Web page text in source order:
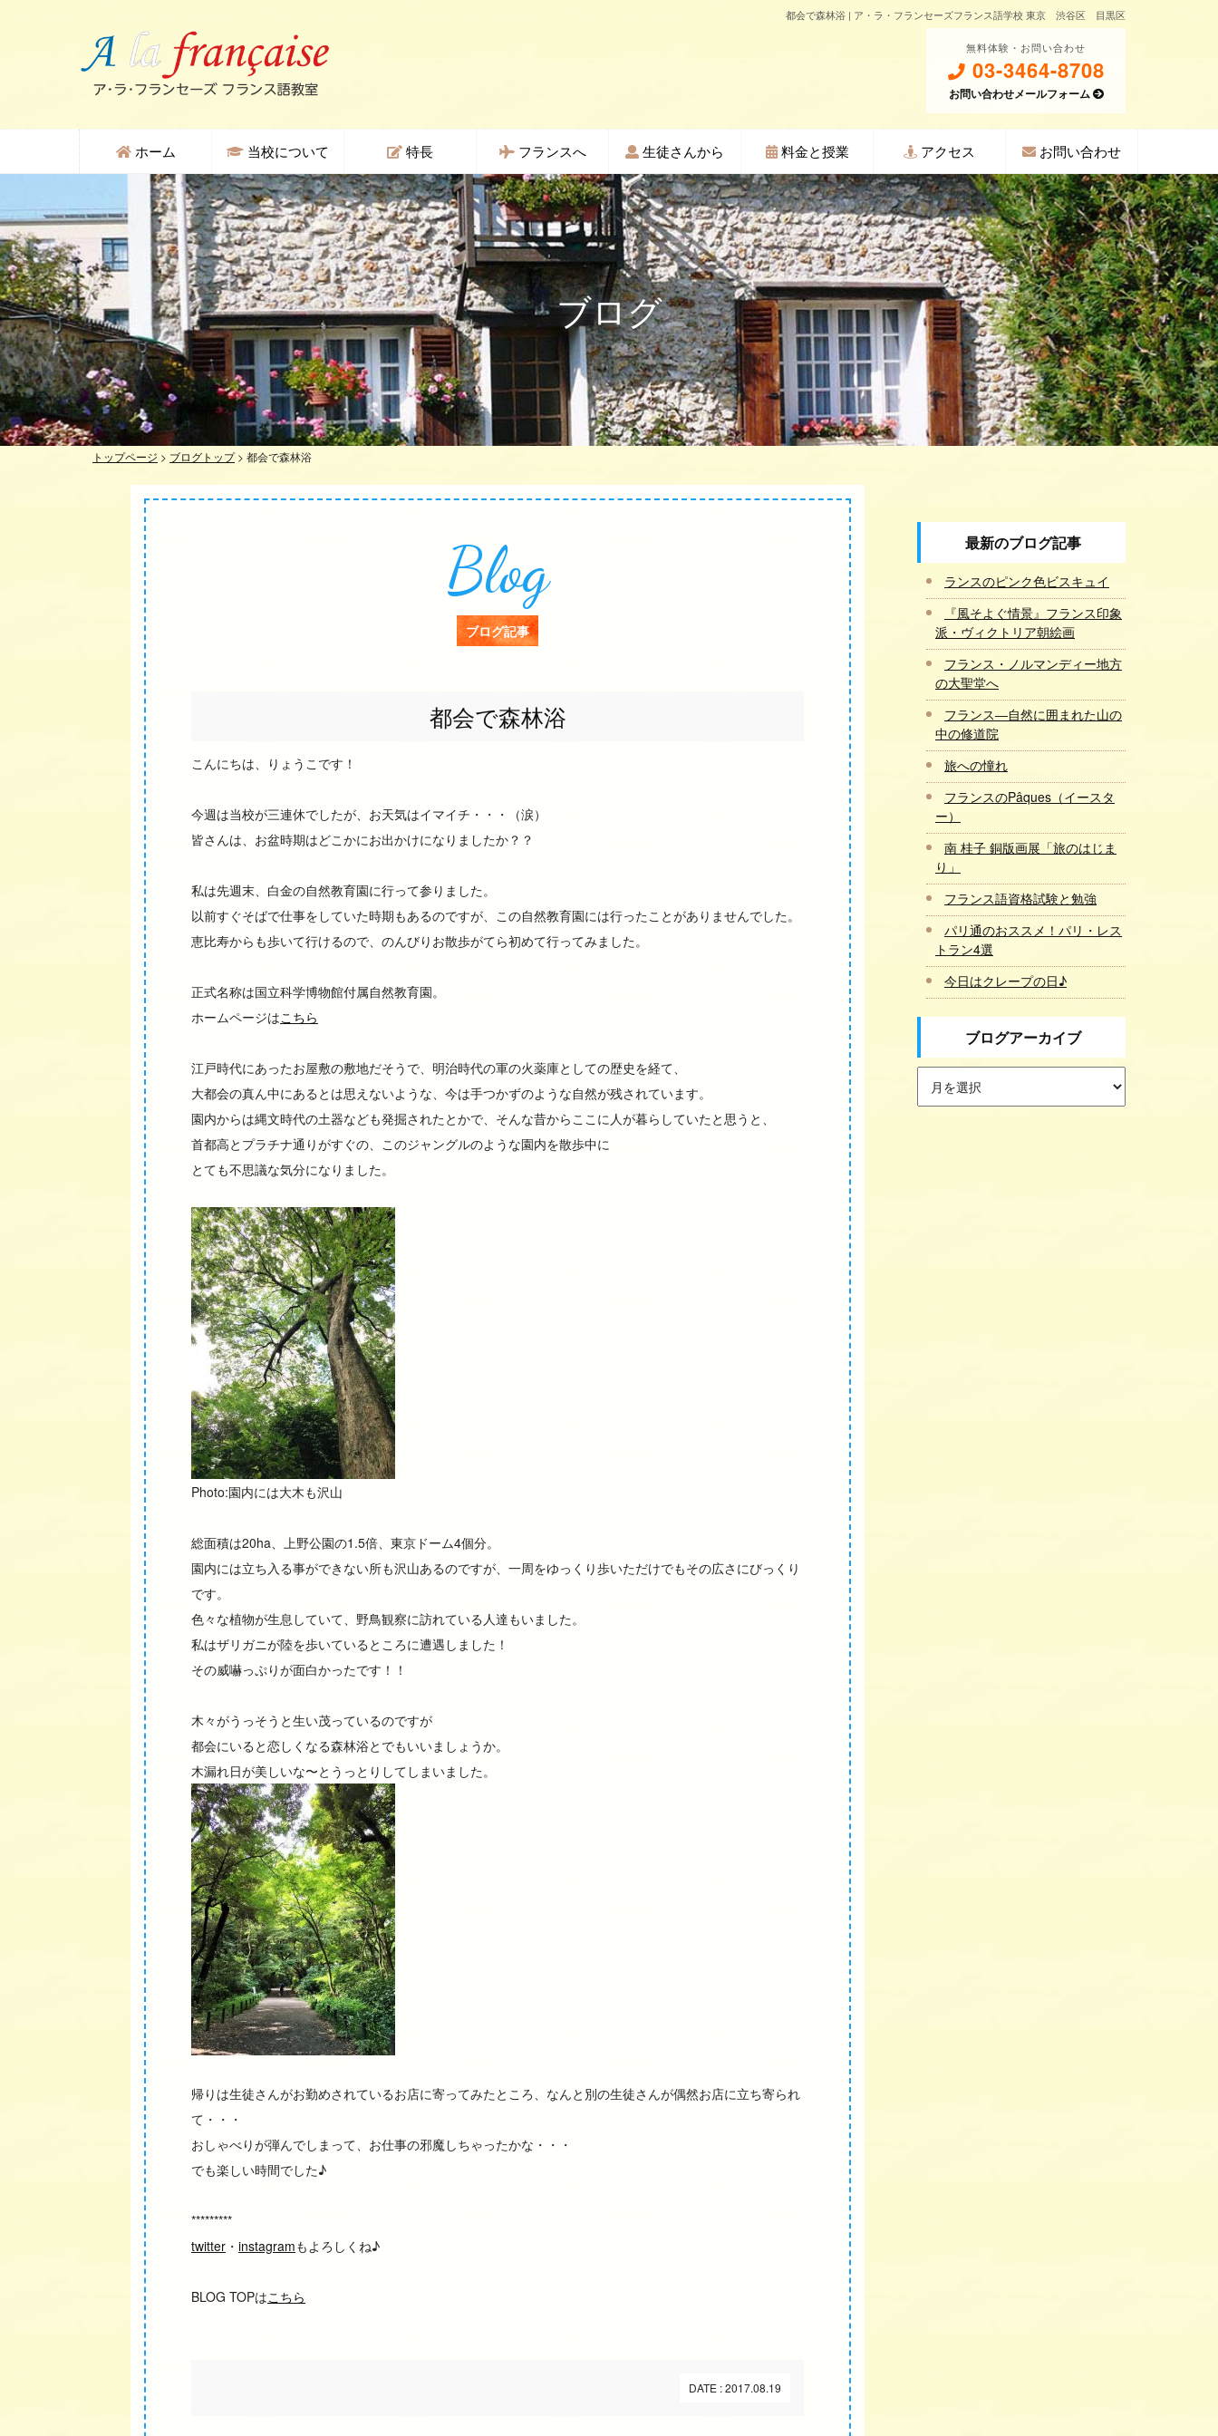
都会で森林浴 | ア・ラ・フランセーズフランス語学校 東京 渋谷区 目黒区
無料体験・お問い合わせ
03-3464-8708
お問い合わせメールフォーム
ホーム 当校について 特長 フランスへ 生徒さんから 料金と授業 アクセス お問い合わせ
ブログ
トップページ > ブログトップ> 都会で森林浴
Blog
ブログ記事
都会で森林浴
こんにちは、りょうこです！
今週は当校が三連休でしたが、お天気はイマイチ・・・（涙）
皆さんは、お盆時期はどこかにお出かけになりましたか？？
私は先週末、白金の自然教育園に行って参りました。
以前すぐそばで仕事をしていた時期もあるのですが、この自然教育園には行ったことがありませんでした。
恵比寿からも歩いて行けるので、のんびりお散歩がてら初めて行ってみました。
正式名称は国立科学博物館付属自然教育園。
ホームページはこちら
江戸時代にあったお屋敷の敷地だそうで、明治時代の軍の火薬庫としての歴史を経て、
大都会の真ん中にあるとは思えないような、今は手つかずのような自然が残されています。
園内からは縄文時代の土器なども発掘されたとかで、そんな昔からここに人が暮らしていたと思うと、
首都高とプラチナ通りがすぐの、このジャングルのような園内を散歩中に
とても不思議な気分になりました。
Photo:園内には大木も沢山
総面積は20ha、上野公園の1.5倍、東京ドーム4個分。
園内には立ち入る事ができない所も沢山あるのですが、一周をゆっくり歩いただけでもその広さにびっくり
です。
色々な植物が生息していて、野鳥観察に訪れている人達もいました。
私はザリガニが陸を歩いているところに遭遇しました！
その威嚇っぷりが面白かったです！！
木々がうっそうと生い茂っているのですが
都会にいると恋しくなる森林浴とでもいいましょうか。
木漏れ日が美しいな〜とうっとりしてしまいました。
帰りは生徒さんがお勤めされているお店に寄ってみたところ、なんと別の生徒さんが偶然お店に立ち寄られ
て・・・
おしゃべりが弾んでしまって、お仕事の邪魔しちゃったかな・・・
でも楽しい時間でした♪
*********
twitter ・ instagramもよろしくね♪
BLOG TOPはこちら
DATE : 2017.08.19
最新のブログ記事
ランスのピンク色ビスキュイ
『風そよぐ情景』フランス印象
派・ヴィクトリア朝絵画
フランス・ノルマンディー地方
の大聖堂へ
フランス―自然に囲まれた山の
中の修道院
旅への憧れ
フランスのPâques（イースタ
ー）
南 桂子 銅版画展「旅のはじま
り」
フランス語資格試験と勉強
パリ通のおススメ！パリ・レス
トラン4選
今日はクレープの日♪
ブログアーカイブ